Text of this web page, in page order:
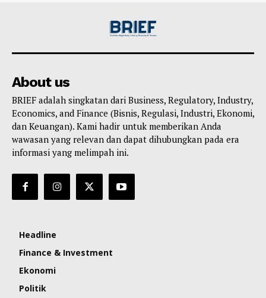
About us
BRIEF adalah singkatan dari Business, Regulatory, Industry,
Economics, and Finance (Bisnis, Regulasi, Industri, Ekonomi,
dan Keuangan). Kami hadir untuk memberikan Anda
wawasan yang relevan dan dapat dihubungkan pada era
informasi yang melimpah ini.
Headline
Finance & Investment
Ekonomi
Politik